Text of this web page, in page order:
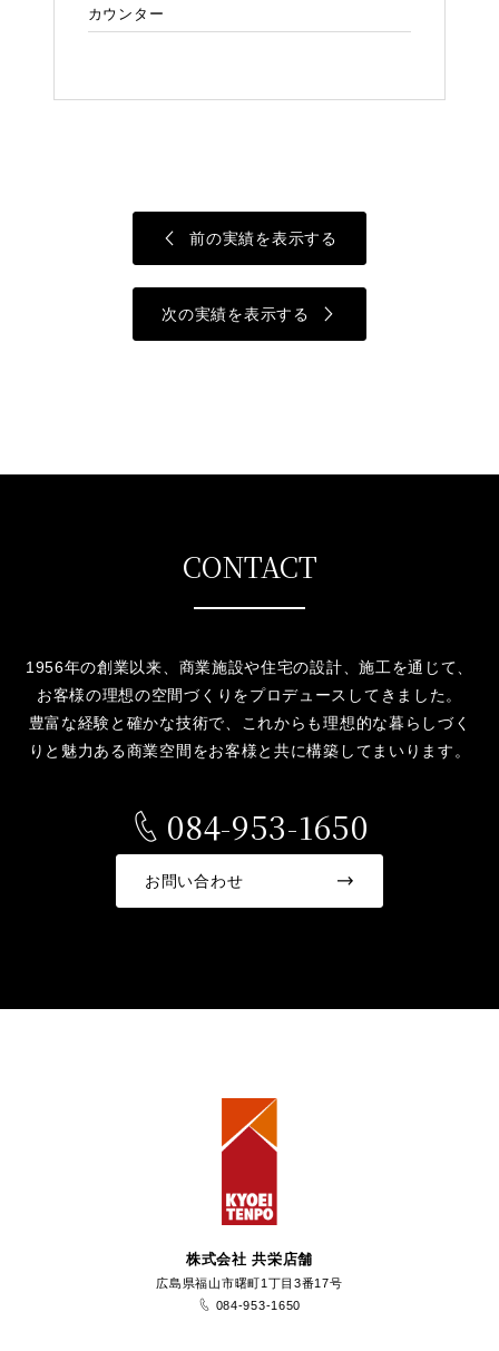
カウンター
前の実績を表示する
次の実績を表示する
CONTACT
1956年の創業以来、商業施設や住宅の設計、施工を通じて、
お客様の理想の空間づくりをプロデュースしてきました。
豊富な経験と確かな技術で、これからも理想的な暮らしづく
りと魅力ある商業空間をお客様と共に構築してまいります。
084-953-1650
お問い合わせ
株式会社 共栄店舗
広島県福山市曙町1丁目3番17号
084-953-1650